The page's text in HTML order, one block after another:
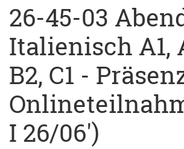
26-45-03
Italienisch A1,
B2, C1 -
I 26/06')